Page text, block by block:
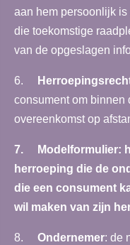
aan hem persoonlijk
die toekomstige
van de opgeslagen
6.
consument om binnen
overeenkomst op
7. Modelformulier:
herroeping die de
die een consument
wil maken van zijn
8. Ondernemer: de